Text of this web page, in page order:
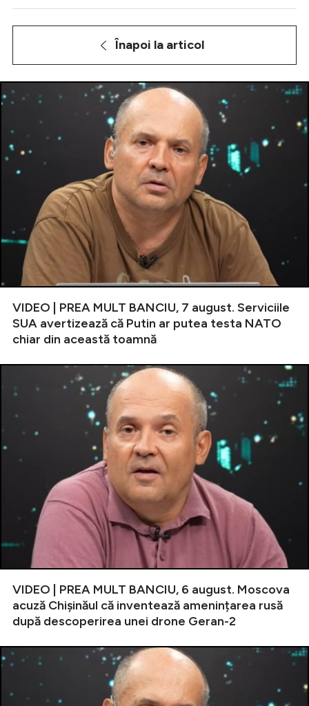
Înapoi la articol
VIDEO | PREA MULT BANCIU, 7 august. Serviciile
SUA avertizează că Putin ar putea testa NATO
chiar din această toamnă
VIDEO | PREA MULT BANCIU, 6 august. Moscova
acuză Chișinăul că inventează amenințarea rusă
după descoperirea unei drone Geran-2